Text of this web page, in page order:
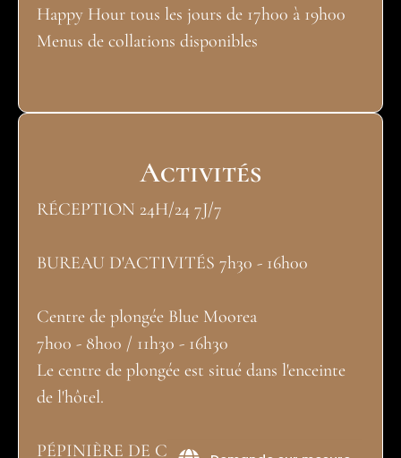
Happy Hour tous les jours de 17h00 à 19h00
Menus de collations disponibles
Activités
RÉCEPTION 24H/24 7J/7
BUREAU D'ACTIVITÉS 7h30 - 16h00
Centre de plongée Blue Moorea
7h00 - 8h00 / 11h30 - 16h30
Le centre de plongée est situé dans l'enceinte
de l'hôtel.
PÉPINIÈRE DE CORAUX DE TOANUI :